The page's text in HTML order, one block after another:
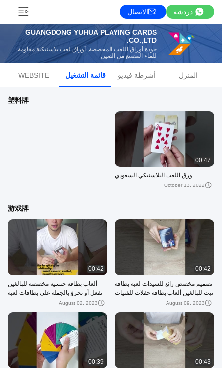
دردشة الاتصال
GUANGDONG YUHUA PLAYING CARDS
CO.,LTD.
جودة أوراق اللعب المخصصة, أوراق لعب بلاستيكية مقاومة
للماء المصنع من الصين
المنزل أشرطة فيديو قائمة التشغيل WEBSITE
塑料牌
00:47
ورق اللعب البلاستيكي السعودي
October 13, 2022
游戏牌
00:42
تصميم مخصص رائع للسيدات لعبة بطاقة
نيت للبالغين ألعاب بطاقة حفلات للفتيات
الممتازة في لعبة بطاقة وردية ليلية
August 09, 2023
00:42
ألعاب بطاقة جنسية مخصصة للبالغين
تفعل أو تجرؤ بالجملة على بطاقات لعبة
العلاقة الحميمة الغامضة السوداء لغرفة
August 02, 2023
00:43
00:39